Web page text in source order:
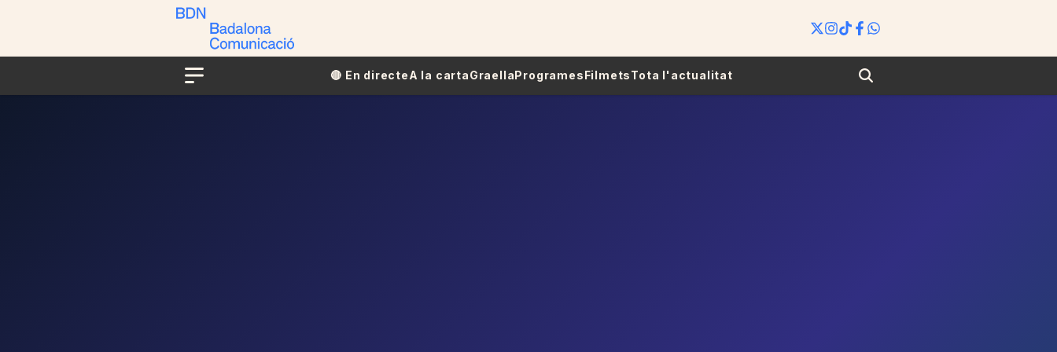
Menu
🔴​​ En directeA la cartaGraellaProgramesFilmetsTota l'actualitat Search